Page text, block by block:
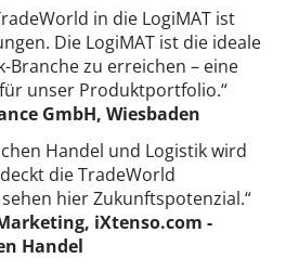
in die LogiMAT ist
Die LogiMAT ist die ideale
Branche zu erreichen – eine
unser Produktportfolio.“
GmbH, Wiesbaden
Handel und Logistik wird
die TradeWorld
hier Zukunftspotenzial.“
iXtenso.com -
Handel